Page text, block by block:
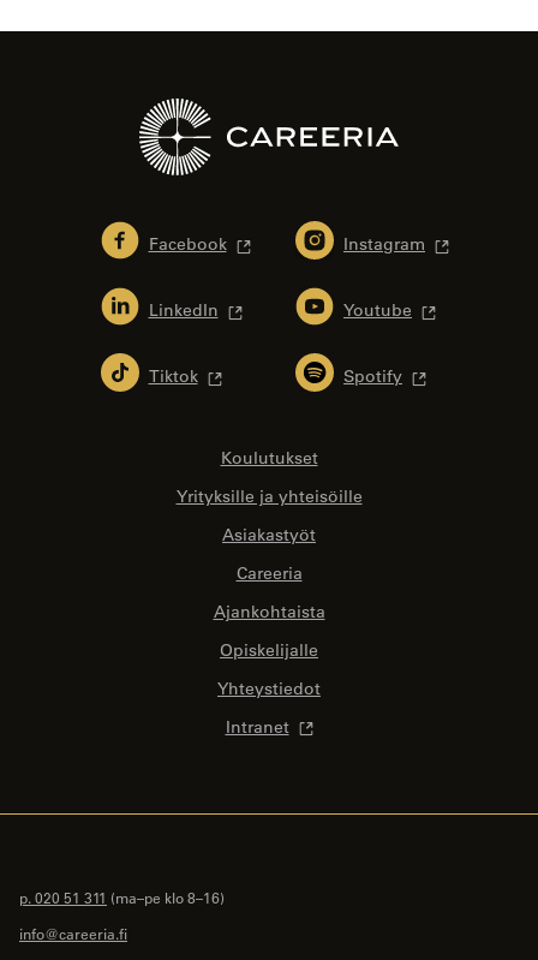
Facebook Instagram
LinkedIn Youtube
Tiktok Spotify
Koulutukset
Yrityksille ja yhteisöille
Asiakastyöt
Careeria
Ajankohtaista
Opiskelijalle
Yhteystiedot
Intranet
p. 020 51 311 (ma–pe klo 8–16)
info@careeria.fi